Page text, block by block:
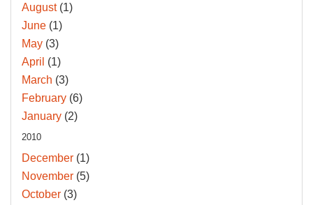
August(1)
June (1)
May (3)
April (1)
March (3)
February (6)
January (2)
2010
December (1)
November (5)
October (3)